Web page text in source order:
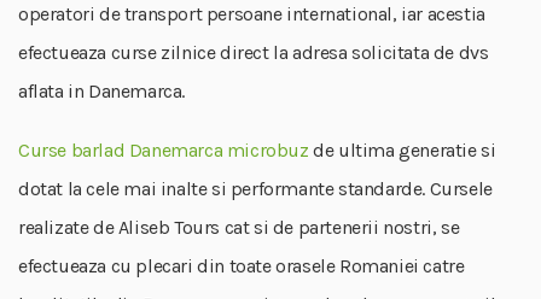
operatori de transport persoane international, iar acestia
efectueaza curse zilnice direct la adresa solicitata de dvs
aflata in Danemarca.
Curse barlad Danemarca microbuz de ultima generatie si
dotat la cele mai inalte si performante standarde. Cursele
realizate de Aliseb Tours cat si de partenerii nostri, se
efectueaza cu plecari din toate orasele Romaniei catre